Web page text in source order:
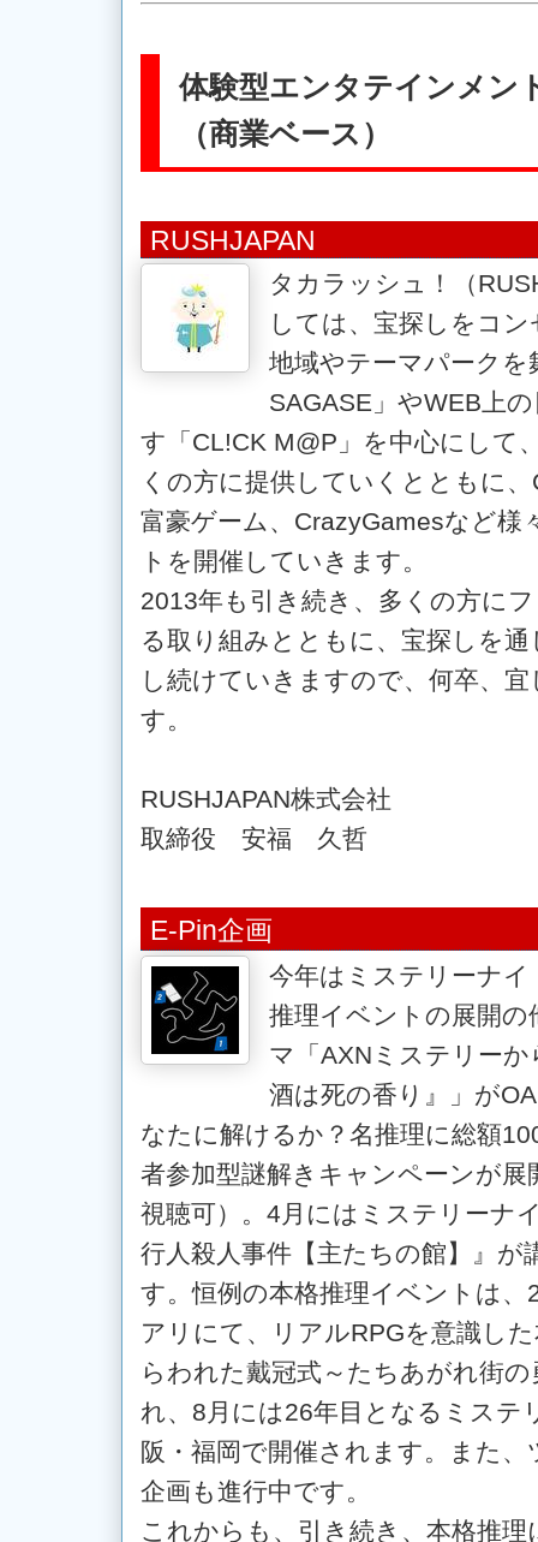
体験型エンタテインメン
（商業ベース）
RUSHJAPAN
タカラッシュ！（
しては、宝探しをコ
地域やテーマパークを
SAGASE」やWEB上
す「CL!CK M@P」を中心にして
くの方に提供していくとともに
富豪ゲーム、CrazyGamesなど様
トを開催していきます。
2013年も引き続き、多くの方に
る取り組みとともに、宝探しを
し続けていきますので、何卒、
す。
RUSHJAPAN株式会社
取締役 安福 久哲
E-Pin企画
今年はミステリーナ
推理イベントの展開
マ「AXNミステリー
酒は死の香り』」が
なたに解けるか？名推理に総額
者参加型謎解きキャンペーンが
視聴可）。4月にはミステリーナ
行人殺人事件【主たちの館】』が
す。恒例の本格推理イベントは
アリにて、リアルRPGを意識し
らわれた戴冠式～たちあがれ街
れ、8月には26年目となるミステ
阪・福岡で開催されます。また
企画も進行中です。
これからも、引き続き、本格推